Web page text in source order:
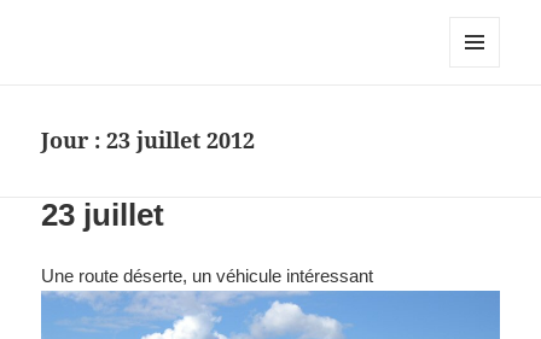
Jour :23 juillet 2012
23 juillet
Une route déserte, un véhicule intéressant